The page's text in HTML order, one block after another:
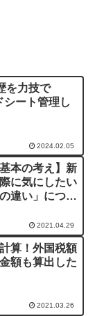
を力技で
ート管理し
2024.02.05
本の考え】新
に気にしたい
違い」につい
2021.04.29
算！外国税額
額も算出した
2021.03.26